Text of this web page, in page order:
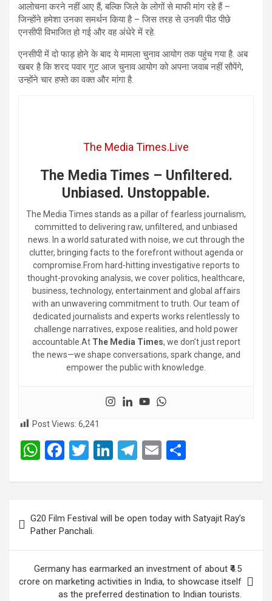
आलोचना करने नहीं आए हैं, बल्कि जिले के लोगों से माफी मांग रहे हैं –
जिन्होंने हमेशा उनका समर्थन किया है – जिस तरह से उनकी पीठ पीछे
एनसीपी विभाजित हो गई और वह अंधेरे में रहे.
एनसीपी में दो फाड़ होने के बाद ये मामला चुनाव आयोग तक पहुंच गया है. अब
खबर है कि शरद पवार गुट आज चुनाव आयोग को अपना जवाब नहीं सौपेंगे,
उन्होंने चार हफ्ते का वक्त और मांगा है.
The Media Times.Live
The Media Times – Unfiltered.
Unbiased. Unstoppable.
The Media Times stands as a pillar of fearless journalism,
committed to delivering raw, unfiltered, and unbiased
news. In a world saturated with noise, we cut through the
clutter, bringing facts to the forefront without agenda or
compromise.From hard-hitting investigative reports to
thought-provoking analysis, we cover politics, healthcare,
business, technology, entertainment and global affairs
with an unwavering commitment to truth. Our team of
dedicated journalists and experts works relentlessly to
challenge narratives, expose realities, and hold power
accountable.At The Media Times, we don’t just report
the news—we shape conversations, spark change, and
empower the public with knowledge.
Post Views: 6,241
W
at
s
A
p
p
F
ce
b
o
o
k
T
tt
er
Li
ke
dI
n
T
e
a
m
E
ail ar
e
navigation
G20 Film Festival will be open today with Satyajit Ray’s
Pather Panchali.
Germany has earmarked an investment of about ₹4.5
crore on marketing activities in India, to showcase itself
as the preferred destination to Indian tourists.